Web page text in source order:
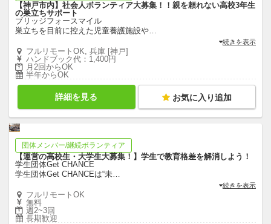
【神戸市内】社会人ボランティア大募集！！親を頼れない高校3年生
の巣立ちサポート
ブリッジフォースマイル
巣立ちを目前に控えた児童養護施設や…
続きを表示
フルリモートOK, 兵庫 [神戸]
ハンドブック代：1,400円
月2回からOK
半年からOK
詳細を見る お気に入り追加
団体メンバー/継続ボランティア
【運営の高校生・大学生大募集！】学生で教育格差を解消しよう！
学生団体Get CHANCE
学生団体Get CHANCEは“未…
続きを表示
フルリモートOK
無料
週2~3回
長期歓迎